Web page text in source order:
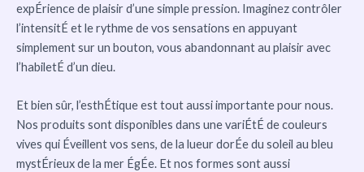
expÉrience de plaisir d’une simple pression. Imaginez contrôler
l’intensitÉ et le rythme de vos sensations en appuyant
simplement sur un bouton, vous abandonnant au plaisir avec
l’habiletÉ d’un dieu.
Et bien sûr, l’esthÉtique est tout aussi importante pour nous.
Nos produits sont disponibles dans une variÉtÉ de couleurs
vives qui Éveillent vos sens, de la lueur dorÉe du soleil au bleu
mystÉrieux de la mer ÉgÉe. Et nos formes sont aussi